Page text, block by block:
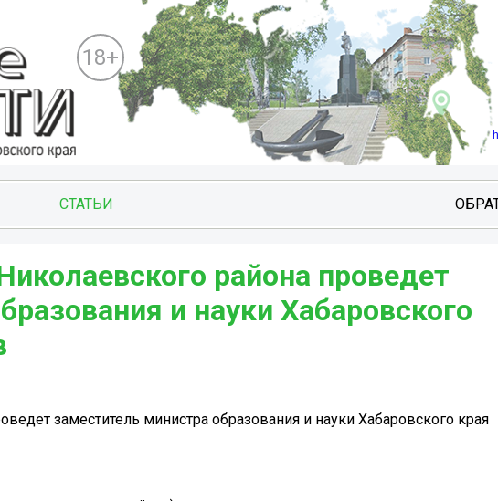
18+
СТАТЬИ
района проведет
и науки Хабаровского
заместитель министра образования и науки Хабаровского края